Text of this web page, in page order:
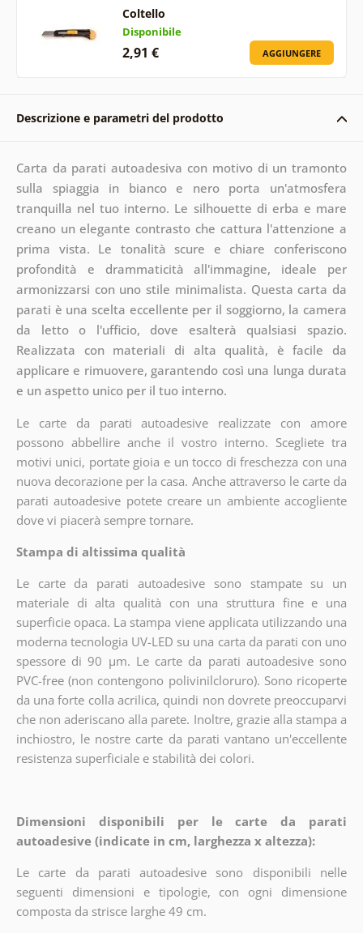
Coltello
Disponibile
2,91 € AGGIUNGERE
Descrizione e parametri del prodotto
Carta da parati autoadesiva con motivo di un tramonto
sulla spiaggia in bianco e nero porta un'atmosfera
tranquilla nel tuo interno. Le silhouette di erba e mare
creano un elegante contrasto che cattura l'attenzione a
prima vista. Le tonalità scure e chiare conferiscono
profondità e drammaticità all'immagine, ideale per
armonizzarsi con uno stile minimalista. Questa carta da
parati è una scelta eccellente per il soggiorno, la camera
da letto o l'ufficio, dove esalterà qualsiasi spazio.
Realizzata con materiali di alta qualità, è facile da
applicare e rimuovere, garantendo così una lunga durata
e un aspetto unico per il tuo interno.
Le carte da parati autoadesive realizzate con amore
possono abbellire anche il vostro interno. Scegliete tra
motivi unici, portate gioia e un tocco di freschezza con una
nuova decorazione per la casa. Anche attraverso le carte da
parati autoadesive potete creare un ambiente accogliente
dove vi piacerà sempre tornare.
Stampa di altissima qualità
Le carte da parati autoadesive sono stampate su un
materiale di alta qualità con una struttura fine e una
superficie opaca. La stampa viene applicata utilizzando una
moderna tecnologia UV-LED su una carta da parati con uno
spessore di 90 µm. Le carte da parati autoadesive sono
PVC-free (non contengono polivinilcloruro). Sono ricoperte
da una forte colla acrilica, quindi non dovrete preoccuparvi
che non aderiscano alla parete. Inoltre, grazie alla stampa a
inchiostro, le nostre carte da parati vantano un'eccellente
resistenza superficiale e stabilità dei colori.
Dimensioni disponibili per le carte da parati
autoadesive (indicate in cm, larghezza x altezza):
Le carte da parati autoadesive sono disponibili nelle
seguenti dimensioni e tipologie, con ogni dimensione
composta da strisce larghe 49 cm.